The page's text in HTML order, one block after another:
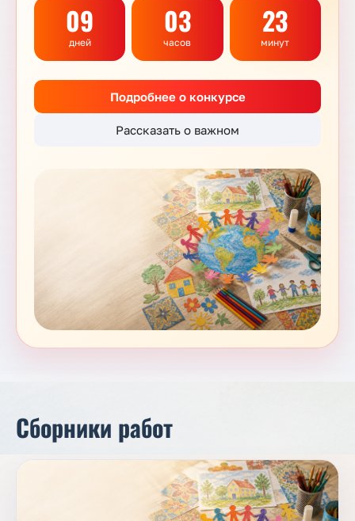
09
дней
03
часов
23
минут
Подробнее о конкурсе
Рассказать о важном
Сборники работ